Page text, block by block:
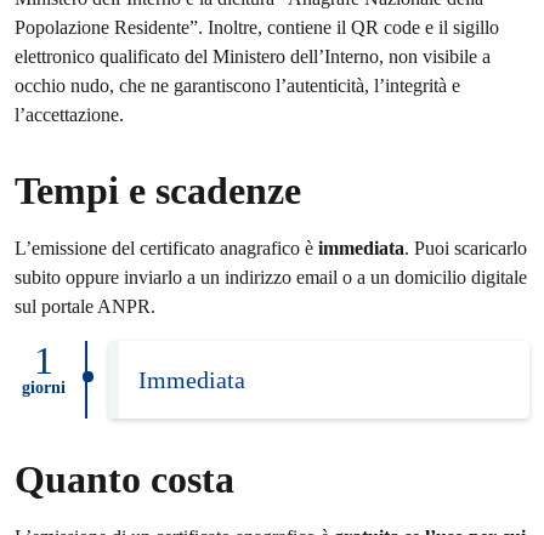
Popolazione Residente”. Inoltre, contiene il QR code e il sigillo
elettronico qualificato del Ministero dell’Interno, non visibile a
occhio nudo, che ne garantiscono l’autenticità, l’integrità e
l’accettazione.
Tempi e scadenze
L’emissione del certificato anagrafico è immediata. Puoi scaricarlo
subito oppure inviarlo a un indirizzo email o a un domicilio digitale
sul portale ANPR.
1
giorni Immediata
Quanto costa